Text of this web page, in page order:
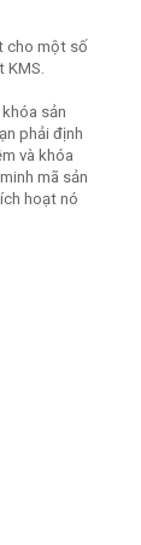
cho một số
sản
phải định
và khóa
mã sản
hoạt nó